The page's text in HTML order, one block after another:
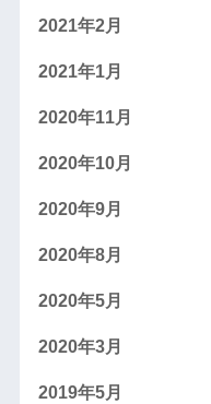
2021年2月
2021年1月
2020年11月
2020年10月
2020年9月
2020年8月
2020年5月
2020年3月
2019年5月